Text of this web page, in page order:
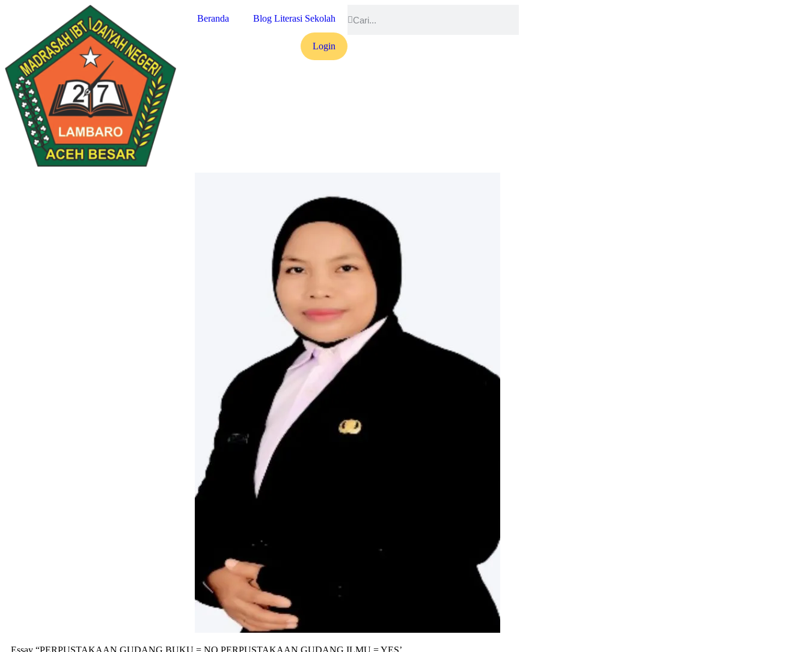
Beranda Blog Literasi Sekolah
Login
Essay “PERPUSTAKAAN GUDANG BUKU = NO PERPUSTAKAAN GUDANG ILMU = YES’